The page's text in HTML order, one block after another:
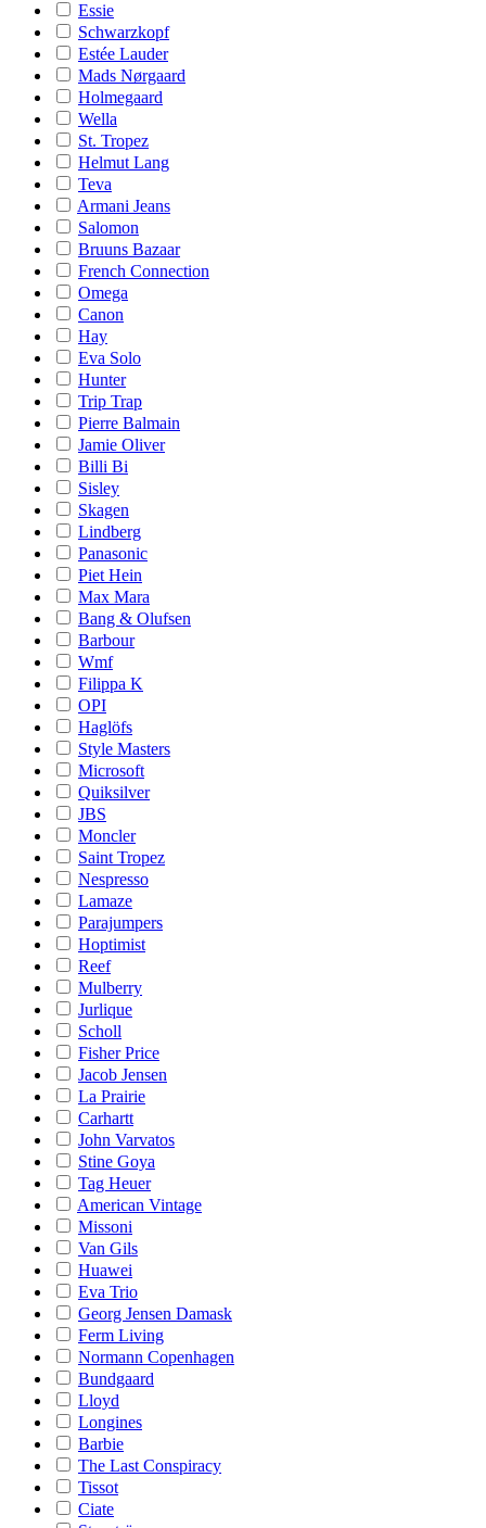
Essie
Schwarzkopf
Estée Lauder
Mads Nørgaard
Holmegaard
Wella
St. Tropez
Helmut Lang
Teva
Armani Jeans
Salomon
Bruuns Bazaar
French Connection
Omega
Canon
Hay
Eva Solo
Hunter
Trip Trap
Pierre Balmain
Jamie Oliver
Billi Bi
Sisley
Skagen
Lindberg
Panasonic
Piet Hein
Max Mara
Bang & Olufsen
Barbour
Wmf
Filippa K
OPI
Haglöfs
Style Masters
Microsoft
Quiksilver
JBS
Moncler
Saint Tropez
Nespresso
Lamaze
Parajumpers
Hoptimist
Reef
Mulberry
Jurlique
Scholl
Fisher Price
Jacob Jensen
La Prairie
Carhartt
John Varvatos
Stine Goya
Tag Heuer
American Vintage
Missoni
Van Gils
Huawei
Eva Trio
Georg Jensen Damask
Ferm Living
Normann Copenhagen
Bundgaard
Lloyd
Longines
Barbie
The Last Conspiracy
Tissot
Ciate